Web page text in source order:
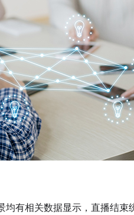
有相关数据显示，直播结束